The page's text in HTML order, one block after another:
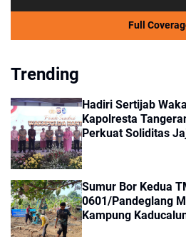
Full
Trending
Hadiri Sertijab
Kapolresta
Perkuat Soliditas
Sumur Bor Kedua
0601/Pandeglang
Kampung